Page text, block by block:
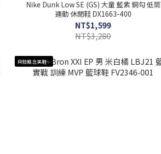
Nike Dunk Low SE (GS) 大童 藍紫 銅勾 低筒
運動 休閒鞋 DX1663-400
NT$1,599
NT$3,280
貝殼概念美鞋✨